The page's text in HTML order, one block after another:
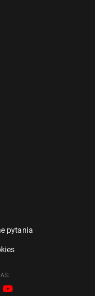
pytania